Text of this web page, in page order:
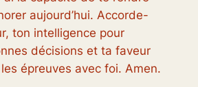
aujourd’hui. Accorde-
ton intelligence pour
décisions et ta faveur
épreuves avec foi. Amen.